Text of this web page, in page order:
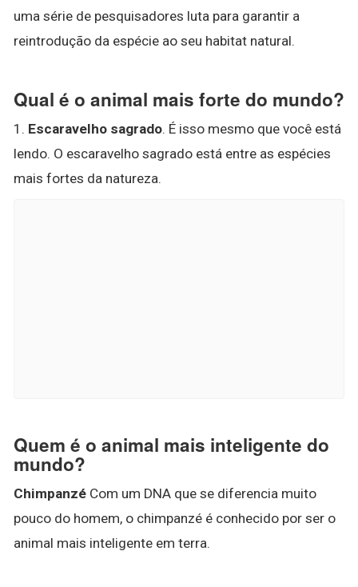
uma série de pesquisadores luta para garantir a
reintrodução da espécie ao seu habitat natural.
Qual é o animal mais forte do mundo?
1. Escaravelho sagrado. É isso mesmo que você está
lendo. O escaravelho sagrado está entre as espécies
mais fortes da natureza.
Quem é o animal mais inteligente do
mundo?
Chimpanzé Com um DNA que se diferencia muito
pouco do homem, o chimpanzé é conhecido por ser o
animal mais inteligente em terra.